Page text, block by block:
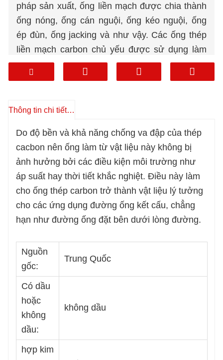
pháp sản xuất, ống liền mạch được chia thành
ống nóng, ống cán nguội, ống kéo nguội, ống
ép đùn, ống jacking và như vậy. Các ống thép
liền mạch carbon chủ yếu được sử dụng làm
ống khoan địa chất dầu khí, ống nứt cho ngành
hóa dầu, ống nồi hơi, ống chịu lực và ống thép
và hàng không.
Ống đặc biệt: Ống tường dày, Ống EMT
Đường kính ngoài:13 - 600 mm
mét ngoài: 10*10-600*600mm
độ dày của tường:0,4-25mm
Chiều dài:1-12m
Hình dạng:Tròn, Vuông hoặc Chữ nhật
Thông tin chi tiết sản phẩm
Do độ bền và khả năng chống va đập của thép
cacbon nên ống làm từ vật liệu này không bị
ảnh hưởng bởi các điều kiện môi trường như
áp suất hay thời tiết khắc nghiệt. Điều này làm
cho ống thép carbon trở thành vật liệu lý tưởng
cho các ứng dụng đường ống kết cấu, chẳng
hạn như đường ống đặt bên dưới lòng đường.
Nguồn
gốc:
Trung Quốc
Có dầu
hoặc
không
dầu:
không dầu
hợp kim